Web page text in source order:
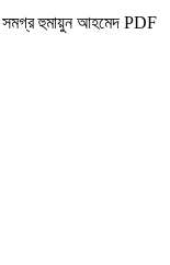
সমগ্র হুমায়ুন আহমেদ PDF